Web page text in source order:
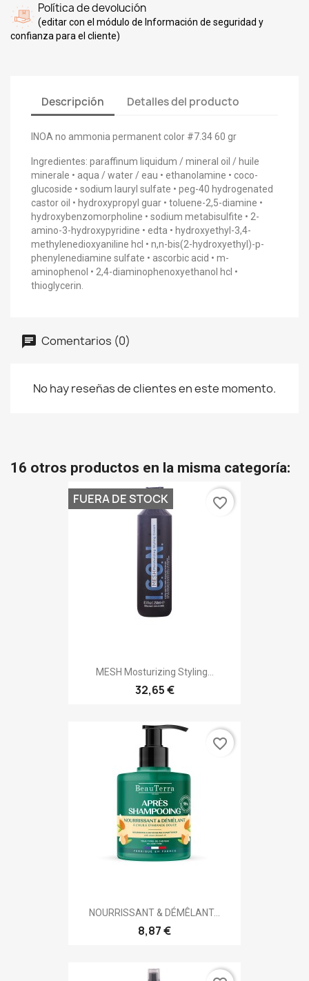
Política de devolución
(editar con el módulo de Información de seguridad y
confianza para el cliente)
Descripción Detalles del producto
INOA no ammonia permanent color #7.34 60 gr
Ingredientes: paraffinum liquidum / mineral oil / huile
minerale • aqua / water / eau • ethanolamine • coco-
glucoside • sodium lauryl sulfate • peg-40 hydrogenated
castor oil • hydroxypropyl guar • toluene-2,5-diamine •
hydroxybenzomorpholine • sodium metabisulfite • 2-
amino-3-hydroxypyridine • edta • hydroxyethyl-3,4-
methylenedioxyaniline hcl • n,n-bis(2-hydroxyethyl)-p-
phenylenediamine sulfate • ascorbic acid • m-
aminophenol • 2,4-diaminophenoxyethanol hcl •
thioglycerin.
Comentarios (0)
No hay reseñas de clientes en este momento.
16 otros productos en la misma categoría:
MESH Mosturizing Styling...
32,65 €
FUERA DE STOCK favorite_border
NOURRISSANT & DÉMÊLANT...
8,87 €
favorite_border